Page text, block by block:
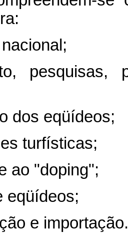
pesquisas,
dos eqüídeos;
turfísticas;
ao "doping";
eqüídeos;
e importação.